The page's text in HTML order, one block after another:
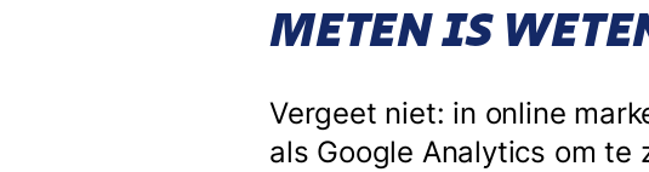
METEN IS
Vergeet niet: in online
als Google Analytics om te